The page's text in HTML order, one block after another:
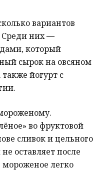
вариантов
Среди них —
который
сырок на овсяном
йогурт с
во фруктовой
сливок и цельного
оставляет после
мороженое легко